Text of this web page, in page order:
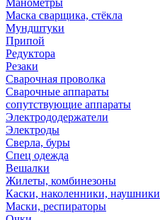
Манометры
Маска сварщика, стёкла
Мундштуки
Припой
Редуктора
Резаки
Сварочная проволка
Сварочные аппараты
сопутствующие аппараты
Электрододержатели
Электроды
Сверла, буры
Спец одежда
Вешалки
Жилеты, комбинезоны
Каски, наколенники, наушники
Маски, респираторы